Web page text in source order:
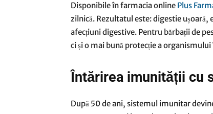
Disponibile în farmacia online Plus
zilnică. Rezultatul este: digestie ușoară,
afecțiuni digestive. Pentru bărbații de
ci și o mai bună protecție a
Întărirea imunității cu
După 50 de ani, sistemul imunitar